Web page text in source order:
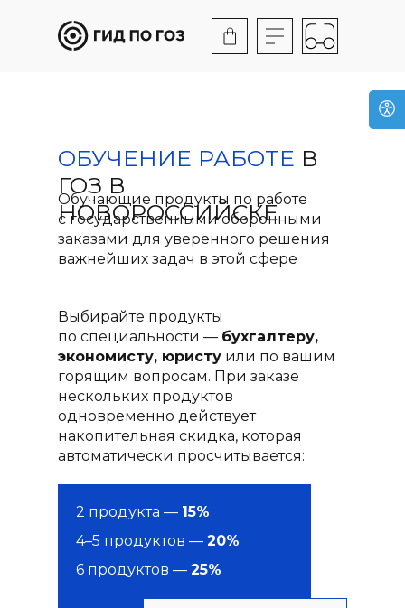
Обучающие продукты по работе
с государственными оборонными
заказами для уверенного решения
важнейших задач в этой сфере
ОБУЧЕНИЕ РАБОТЕ В
ГОЗ В
НОВОРОССИЙСКЕ
Выбирайте продукты
по специальности — бухгалтеру,
экономисту, юристу или по вашим
горящим вопросам. При заказе
нескольких продуктов
одновременно действует
накопительная скидка, которая
автоматически просчитывается:
6 продуктов — 25%
4–5 продуктов — 20%
2 продукта — 15%